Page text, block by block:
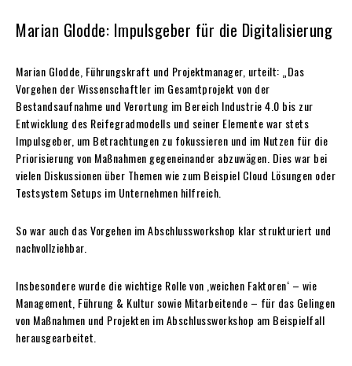
Marian Glodde: Impulsgeber für die Digitalisierung
Marian Glodde, Führungskraft und Projektmanager, urteilt: „Das
Vorgehen der Wissenschaftler im Gesamtprojekt von der
Bestandsaufnahme und Verortung im Bereich Industrie 4.0 bis zur
Entwicklung des Reifegradmodells und seiner Elemente war stets
Impulsgeber, um Betrachtungen zu fokussieren und im Nutzen für die
Priorisierung von Maßnahmen gegeneinander abzuwägen. Dies war bei
vielen Diskussionen über Themen wie zum Beispiel Cloud Lösungen oder
Testsystem Setups im Unternehmen hilfreich.
So war auch das Vorgehen im Abschlussworkshop klar strukturiert und
nachvollziehbar.
Insbesondere wurde die wichtige Rolle von ,weichen Faktoren‘ – wie
Management, Führung & Kultur sowie Mitarbeitende – für das Gelingen
von Maßnahmen und Projekten im Abschlussworkshop am Beispielfall
herausgearbeitet.